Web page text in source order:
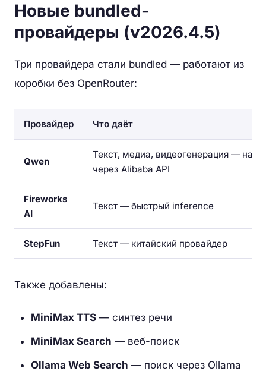
Новые bundled-
провайдеры (v2026.4.5)
Три провайдера стали bundled — работают из
коробки без OpenRouter:
Провайдер Что даёт
Qwen
Текст, медиа, видеогенерация —
через Alibaba API
Fireworks
AI
Текст — быстрый inference
StepFun Текст — китайский провайдер
Также добавлены:
MiniMax TTS — синтез речи
MiniMax Search — веб-поиск
Ollama Web Search — поиск через Ollama